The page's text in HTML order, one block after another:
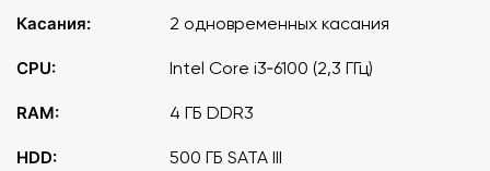
Касания: 2 одновременных касания
CPU: Intel Core i3‑6100 (2,3 ГГц)
RAM: 4 ГБ DDR3
HDD: 500 ГБ SATA III